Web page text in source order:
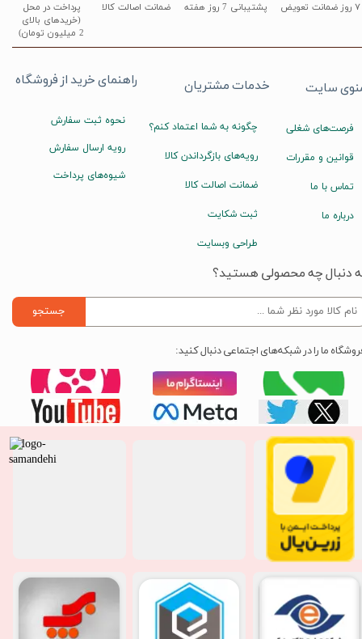
پشتیبانی 7 روز هفته
پرداخت در محل
(خریدهای بالای
2 میلیون تومان)
۷ روز ضمانت تعویض ضمانت اصالت کالا
راهنمای خرید از فروشگاه
نحوه ثبت سفارش
رویه ارسال سفارش
شیوه‌های پرداخت
خدمات مشتریان
چگونه به شما اعتماد کنم؟
رویه‌های بازگرداندن کالا
ضمانت اصالت کالا
ثبت شکایت
طراحی وبسایت
سایت
فرصت‌های شغلی
قوانین و مقررات
تماس با ما
درباره ما
دنبال چه محصولی هستید؟
جستجو
ما را در شبکه‌های اجتماعی دنبال کنید: